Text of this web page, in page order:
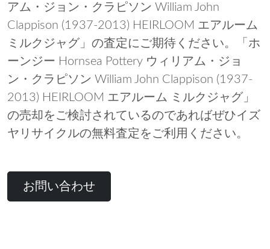
アム・ジョン・クラピソン William John
Clappison (1937-2013) HEIRLOOM エアルーム
ミルクジャグ」の査定にご期待ください。「ホ
ーンジー Hornsea Pottery ウィリアム・ジョ
ン・クラピソン William John Clappison (1937-
2013) HEIRLOOM エアルーム ミルクジャグ」
の売却をご検討されているのであればぜひイズ
ヤリサイクルの無料査定をご利用ください。
お問い合わせ